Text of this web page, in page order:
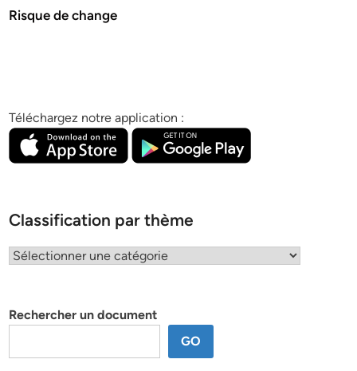
Risque de change
Téléchargez notre application :
Classification par thème
Classification
Rechercher un document
GO